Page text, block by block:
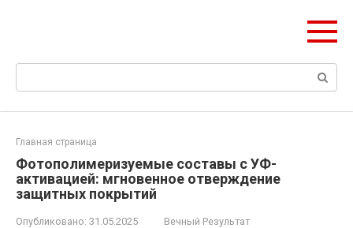
Поиск:
Главная страница
Фотополимеризуемые составы с УФ-
активацией: мгновенное отверждение
защитных покрытий
Опубликовано: 31.05.2025 Вечный Результат